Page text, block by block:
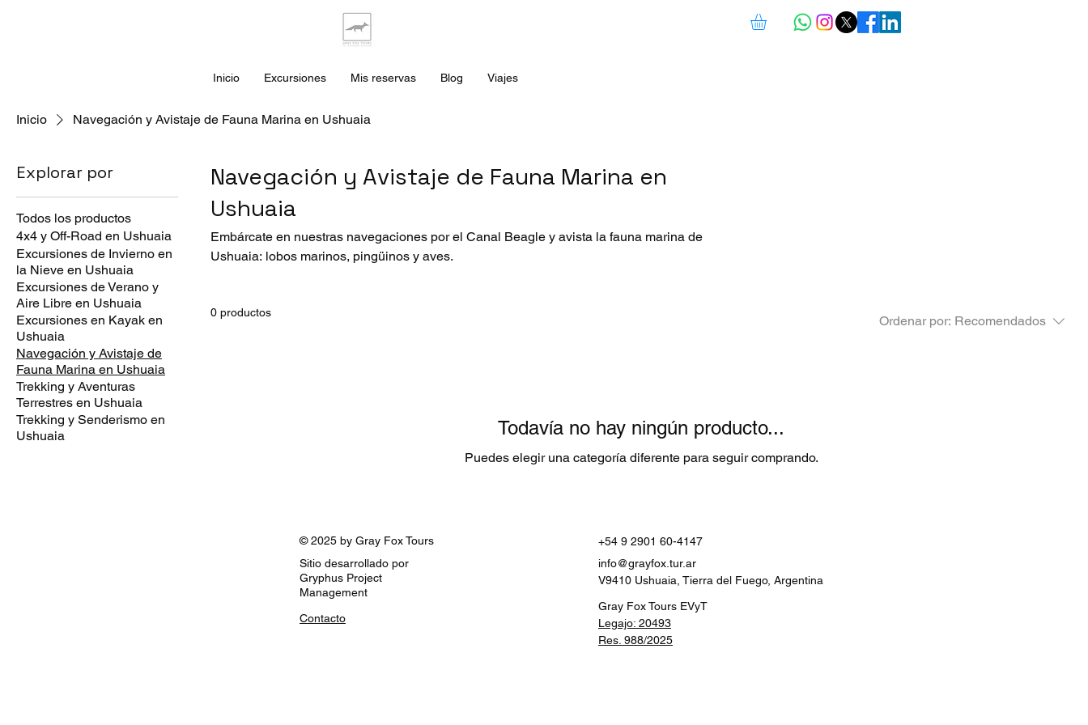
Inicio Excursiones Mis reservas Blog Viajes
Inicio Navegación y Avistaje de Fauna Marina en Ushuaia
Explorar por
Todos los productos
4x4 y Off-Road en Ushuaia
Excursiones de Invierno en
la Nieve en Ushuaia
Excursiones de Verano y
Aire Libre en Ushuaia
Excursiones en Kayak en
Ushuaia
Navegación y Avistaje de
Fauna Marina en Ushuaia
Trekking y Aventuras
Terrestres en Ushuaia
Trekking y Senderismo en
Ushuaia
Navegación y Avistaje de Fauna Marina en
Ushuaia
Embárcate en nuestras navegaciones por el Canal Beagle y avista la fauna marina de
Ushuaia: lobos marinos, pingüinos y aves.
0 productos
Ordenar por: Recomendados
Todavía no hay ningún producto...
Puedes elegir una categoría diferente para seguir comprando.
+54 9 2901 60-4147
© 2025 by Gray Fox Tours
Sitio desarrollado por
Gryphus Project
Management
Contacto
info@grayfox.tur.ar
V9410 Ushuaia, Tierra del Fuego, Argentina
Gray Fox Tours EVyT
Legajo: 20493
Res. 988/2025